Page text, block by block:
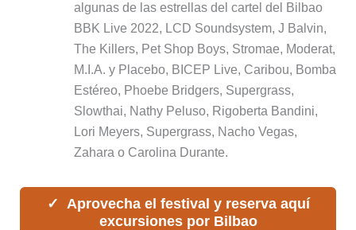
algunas de las estrellas del cartel del Bilbao
BBK Live 2022, LCD Soundsystem, J Balvin,
The Killers, Pet Shop Boys, Stromae, Moderat,
M.I.A. y Placebo, BICEP Live, Caribou, Bomba
Estéreo, Phoebe Bridgers, Supergrass,
Slowthai, Nathy Peluso, Rigoberta Bandini,
Lori Meyers, Supergrass, Nacho Vegas,
Zahara o Carolina Durante.
Aprovecha el festival y reserva aquí
excursiones por Bilbao